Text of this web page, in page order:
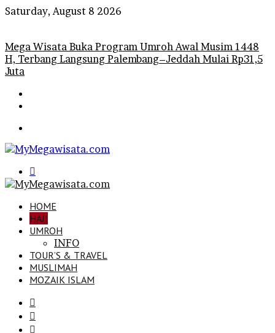
Saturday, August 8 2026
Mega Wisata Buka Program Umroh Awal Musim 1448
H, Terbang Langsung Palembang–Jeddah Mulai Rp31,5
Juta
for
HOME
HAJI
UMROH
INFO
TOUR’S & TRAVEL
MUSLIMAH
MOZAIK ISLAM